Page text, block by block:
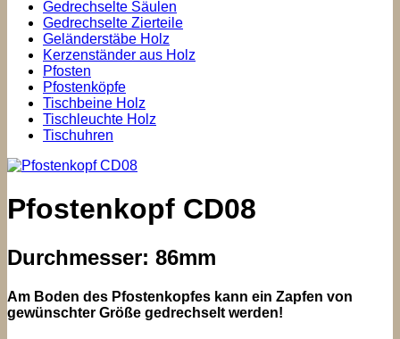
Gedrechselte Säulen
Gedrechselte Zierteile
Geländerstäbe Holz
Kerzenständer aus Holz
Pfosten
Pfostenköpfe
Tischbeine Holz
Tischleuchte Holz
Tischuhren
Pfostenkopf CD08
Durchmesser: 86mm
Am Boden des Pfostenkopfes kann ein Zapfen von
gewünschter Größe gedrechselt werden!